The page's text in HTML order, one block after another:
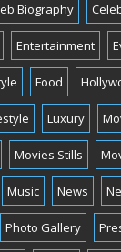
Biography
Entertainment
Food
Luxury
Movies Stills
Music News
Photo Gallery